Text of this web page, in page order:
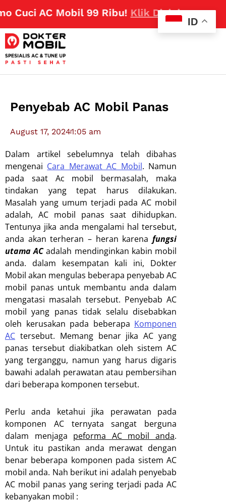
AC Mobil 99 Ribu!Klik Disini
Penyebab AC Mobil Panas
August 17, 20241:05 am
Dalam artikel sebelumnya telah dibahas
mengenai Cara Merawat AC Mobil. Namun
pada saat Ac mobil bermasalah, maka
tindakan yang tepat harus dilakukan.
Masalah yang umum terjadi pada AC mobil
adalah, AC mobil panas saat dihidupkan.
Tentunya jika anda mengalami hal tersebut,
anda akan terheran – heran karena fungsi
utama ACadalah mendinginkan kabin mobil
anda. dalam kesempatan kali ini, Dokter
Mobil akan mengulas beberapa penyebab AC
mobil panas untuk membantu anda dalam
mengatasi masalah tersebut. Penyebab AC
mobil yang panas tidak selalu disebabkan
oleh kerusakan pada beberapa Komponen
AC tersebut. Memang benar jika AC yang
panas tersebut diakibatkan oleh sistem AC
yang terganggu, namun yang harus digaris
bawahi adalah perawatan atau pembersihan
dari beberapa komponen tersebut.
Perlu anda ketahui jika perawatan pada
komponen AC ternyata sangat berguna
dalam menjaga peforma AC mobil anda.
Untuk itu pastikan anda merawat dengan
benar beberapa komponen pada sistem AC
mobil anda. Nah berikut ini adalah penyebab
AC mobil panas yang sering terjadi pada AC
kebanyakan mobil :
ID